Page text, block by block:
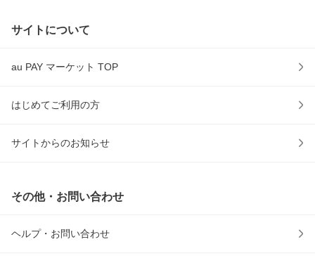
サイトについて
au PAY マーケット TOP
はじめてご利用の方
サイトからのお知らせ
その他・お問い合わせ
ヘルプ・お問い合わせ